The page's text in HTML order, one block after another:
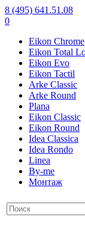
8 (495) 641.51.08
0
Eikon Chrome
Eikon Total
Eikon Evo
Eikon Tactil
Arke Classic
Arke Round
Plana
Eikon Classic
Eikon Round
Idea Classica
Idea Rondo
Linea
By-me
Монтаж